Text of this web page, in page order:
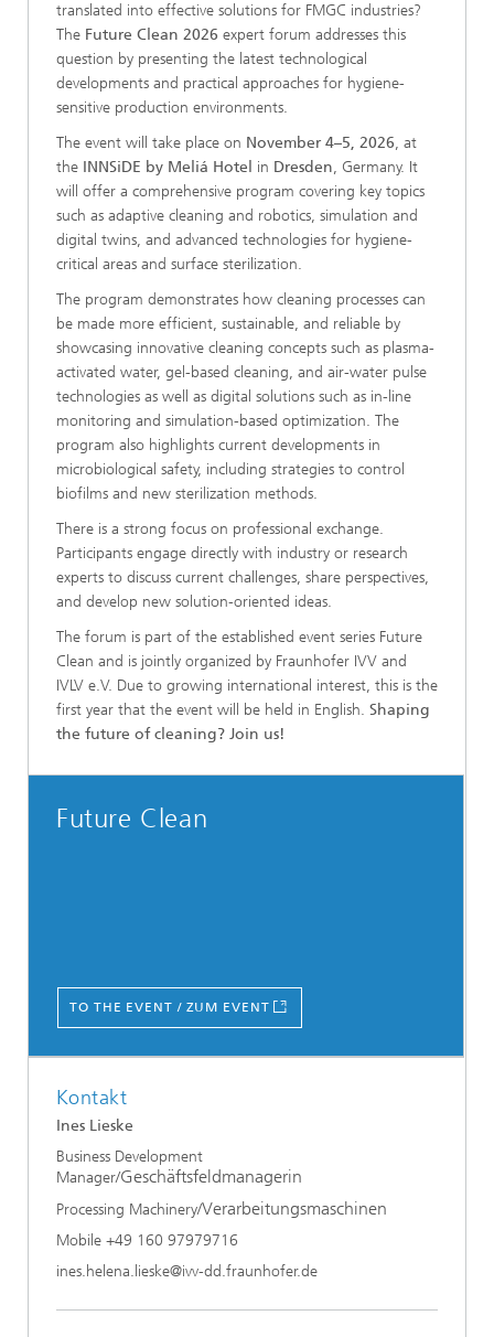
translated into effective solutions for FMGC industries?
The Future Clean 2026 expert forum addresses this
question by presenting the latest technological
developments and practical approaches for hygiene-
sensitive production environments.
The event will take place on November 4–5, 2026, at
the INNSiDE by Meliá Hotel in Dresden, Germany. It
will offer a comprehensive program covering key topics
such as adaptive cleaning and robotics, simulation and
digital twins, and advanced technologies for hygiene-
critical areas and surface sterilization.
The program demonstrates how cleaning processes can
be made more efficient, sustainable, and reliable by
showcasing innovative cleaning concepts such as plasma-
activated water, gel-based cleaning, and air-water pulse
technologies as well as digital solutions such as in-line
monitoring and simulation-based optimization. The
program also highlights current developments in
microbiological safety, including strategies to control
biofilms and new sterilization methods.
There is a strong focus on professional exchange.
Participants engage directly with industry or research
experts to discuss current challenges, share perspectives,
and develop new solution-oriented ideas.
The forum is part of the established event series Future
Clean and is jointly organized by Fraunhofer IVV and
IVLV e.V. Due to growing international interest, this is the
first year that the event will be held in English. Shaping
the future of cleaning? Join us!
Future Clean
TO THE EVENT / ZUM EVENT
Kontakt
Ines Lieske
Business Development
Manager/Geschäftsfeldmanagerin
Processing Machinery/Verarbeitungsmaschinen
Mobile +49 160 97979716
ines.helena.lieske@ivv-dd.fraunhofer.de